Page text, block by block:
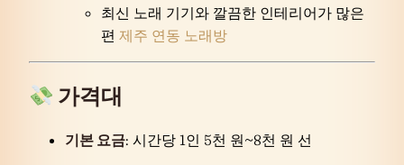
최신 노래 기기와 깔끔한 인테리어가 많은
편 제주 연동 노래방
가격대
기본 요금: 시간당 1인 5천 원~8천 원 선